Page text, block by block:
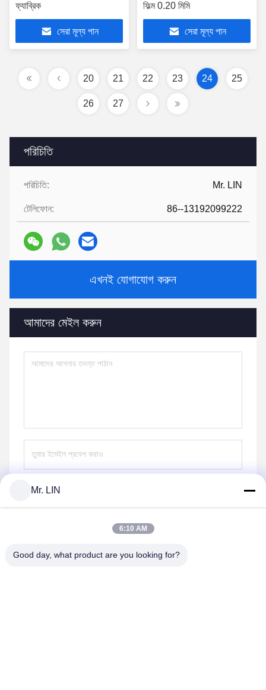
পরিচিতি
পরিচিতি: Mr. LIN
টেলিফোন: 86--13192099222
এখনই যোগাযোগ করুন
আমাদের মেইল ​​করুন
ফ্যাব্রিক
সেরা মূল্য পান
ফিল্ম 0.20 মিমি
সেরা মূল্য পান
20 21 22 23 24 25
26 27
Mr. LIN
6:10 AM
Good day, what product are you looking for?